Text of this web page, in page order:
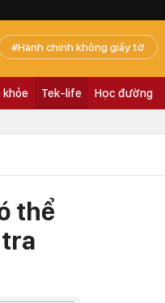
Hành chính không giấy tờ
khỏe Tek-life Học đường
thể